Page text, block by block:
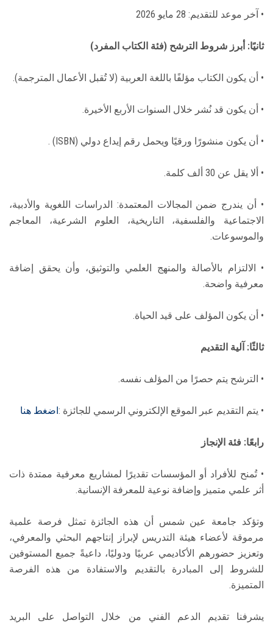
• آخر موعد للتقديم: 28 مايو 2026
ثانيًا: أبرز شروط الترشح (فئة الكتاب المفرد)
• أن يكون الكتاب مؤلفًا باللغة العربية (لا تُقبل الأعمال المترجمة).
• أن يكون قد نُشر خلال السنوات الأربع الأخيرة.
• أن يكون منشورًا ورقيًا ويحمل رقم إيداع دولي (ISBN) .
• ألا يقل عن 30 ألف كلمة.
• أن يندرج ضمن المجالات المعتمدة: الدراسات اللغوية والأدبية،
الاجتماعية والفلسفية، التاريخية، العلوم الشرعية، المعاجم
والموسوعات.
• الالتزام بالأصالة والمنهج العلمي والتوثيق، وأن يحقق إضافة
معرفية واضحة.
• أن يكون المؤلف على قيد الحياة.
ثالثًا: آلية التقديم
• الترشح يتم حصرًا من المؤلف نفسه.
• يتم التقديم عبر الموقع الإلكتروني الرسمي للجائزة : اضغط هنا
رابعًا: فئة الإنجاز
• تُمنح للأفراد أو المؤسسات تقديرًا لمشاريع معرفية ممتدة ذات
أثر علمي متميز وإضافة نوعية للمعرفة الإنسانية.
وتؤكد جامعة عين شمس أن هذه الجائزة تمثل فرصة علمية
مرموقة لأعضاء هيئة التدريس لإبراز إنتاجهم البحثي والمعرفي،
وتعزيز حضورهم الأكاديمي عربيًا ودوليًا، داعيةً جميع المستوفين
للشروط إلى المبادرة بالتقديم والاستفادة من هذه الفرصة
المتميزة.
يشرفنا تقديم الدعم الفني من خلال التواصل على البريد